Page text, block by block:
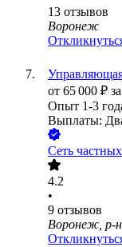
13 отзывов
Воронеж
Управляющая
от 65 000 ₽
Опыт 1-3
Выплаты:
Сеть
4.2
•
9 отзывов
Воронеж, р-